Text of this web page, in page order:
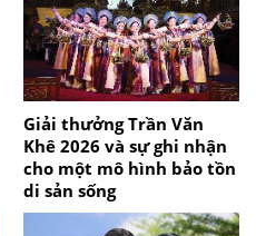
Giải thưởng Trần Văn
Khê 2026 và sự ghi nhận
cho một mô hình bảo tồn
di sản sống